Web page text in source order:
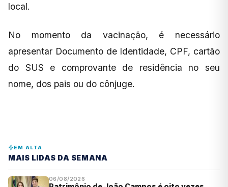
local.
No momento da vacinação, é necessário
apresentar Documento de Identidade, CPF, cartão
do SUS e comprovante de residência no seu
nome, dos pais ou do cônjuge.
EM ALTA
MAIS LIDAS DA SEMANA
06/08/2026